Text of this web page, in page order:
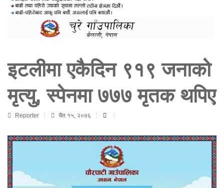
इटलीमा एकैदिन ९१९ जनाको
मृत्यु, स्पेनमा ७७७ मृतक थपिए
Reporter चैत १५, २०७६